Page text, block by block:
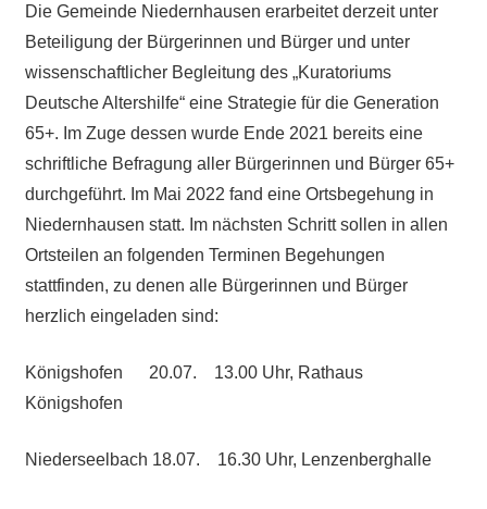
Die Gemeinde Niedernhausen erarbeitet derzeit unter
Beteiligung der Bürgerinnen und Bürger und unter
wissenschaftlicher Begleitung des „Kuratoriums
Deutsche Altershilfe“ eine Strategie für die Generation
65+. Im Zuge dessen wurde Ende 2021 bereits eine
schriftliche Befragung aller Bürgerinnen und Bürger 65+
durchgeführt. Im Mai 2022 fand eine Ortsbegehung in
Niedernhausen statt. Im nächsten Schritt sollen in allen
Ortsteilen an folgenden Terminen Begehungen
stattfinden, zu denen alle Bürgerinnen und Bürger
herzlich eingeladen sind:
Königshofen 20.07. 13.00 Uhr, Rathaus
Königshofen
Niederseelbach 18.07. 16.30 Uhr, Lenzenberghalle